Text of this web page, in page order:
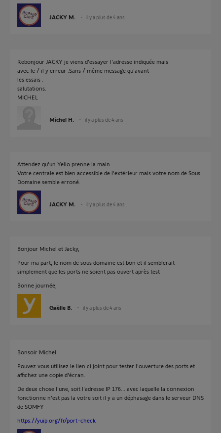
JACKY M. il y a plus de 4 ans
Rebonjour JACKY je viens d'essayer l'adresse indiquée mais
avec le / il y erreur .Sans / même message qu'avant
les essais .
salutations.
MICHEL
Michel H. il y a plus de 4 ans
Attendez qu'un Yello prenne la main.
Votre centrale est bien accessible de l'extérieur mais votre nom de Sous
Domaine semble erroné.
JACKY M. il y a plus de 4 ans
Bonjour Michel et Jacky,
Pour ma part, le nom de sous domaine est bon et il semblerait
simplement que les ports ne soient pas ouvert après test
Bonne journée,
Gaëlle B. il y a plus de 4 ans
Bonsoir Michel
Pouvez vous utilisez le lien ci joint pour tester l'ouverture des ports et
affichez une copie d'écran.
De deux chose l'une, soit l'adresse IP 176... avec laquelle la connexion
fonctionne n'est pas la votre soit il y a un déphasage dans le serveur DNS
de SOMFY
https://yuip.org/fr/port-check